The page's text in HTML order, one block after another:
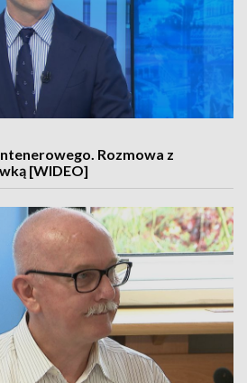
Rozmowa z
[WIDEO]